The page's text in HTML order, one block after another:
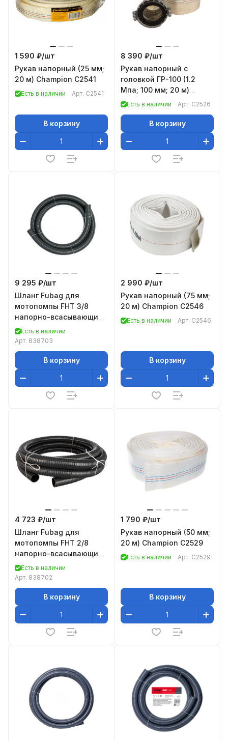
1 590 ₽/шт
Рукав напорный (25 мм;
20 м) Champion C2541
Есть в наличии Арт. C2541
В корзину
8 390 ₽/шт
Рукав напорный с
головкой ГР-100 (1.2
Мпа; 100 мм; 20 м)
CHAMPION C2526
Есть в наличии Арт. C2526
В корзину
9 295 ₽/шт
Шланг Fubag для
мотопомпы FHT 3/8
напорно-всасывающий
3"/8 м (838703), Шланг
для мотопомпы FHT 3/8
Есть в наличии
Арт. 838703
В корзину
2 990 ₽/шт
Рукав напорный (75 мм;
20 м) Champion C2546
Есть в наличии Арт. C2546
В корзину
4 723 ₽/шт
Шланг Fubag для
мотопомпы FHT 2/8
напорно-всасывающий
2"/8 м (838702), Шланг
для мотопомпы FHT 2/8
Есть в наличии
Арт. 838702
В корзину
1 790 ₽/шт
Рукав напорный (50 мм;
20 м) Champion C2529
Есть в наличии Арт. C2529
В корзину